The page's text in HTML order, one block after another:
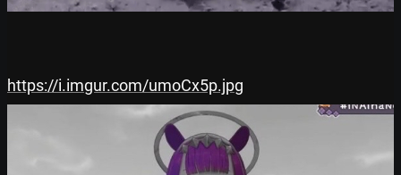
https://i.imgur.com/umoCx5p.jpg